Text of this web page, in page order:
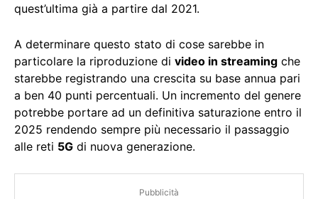
quest’ultima già a partire dal 2021.
A determinare questo stato di cose sarebbe in
particolare la riproduzione di video in streaming che
starebbe registrando una crescita su base annua pari
a ben 40 punti percentuali. Un incremento del genere
potrebbe portare ad un definitiva saturazione entro il
2025 rendendo sempre più necessario il passaggio
alle reti 5G di nuova generazione.
Pubblicità